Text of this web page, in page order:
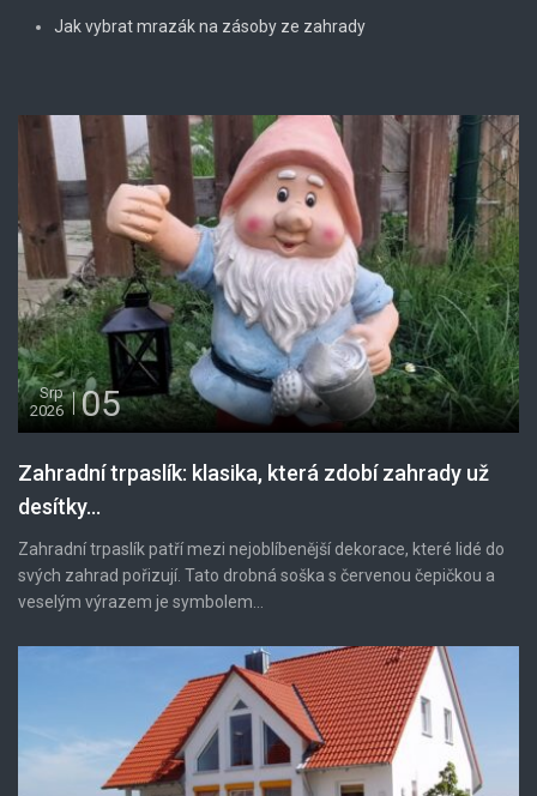
Jak vybrat mrazák na zásoby ze zahrady
Srp
2026
05
Zahradní trpaslík: klasika, která zdobí zahrady už
desítky...
Zahradní trpaslík patří mezi nejoblíbenější dekorace, které lidé do
svých zahrad pořizují. Tato drobná soška s červenou čepičkou a
veselým výrazem je symbolem...